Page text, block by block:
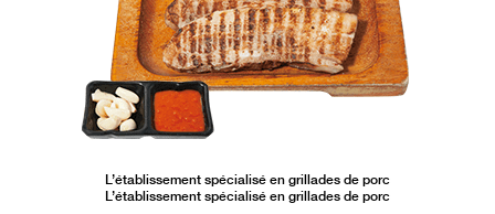
L’établissement spécialisé en grillades de porc
L’établissement spécialisé en grillades de porc